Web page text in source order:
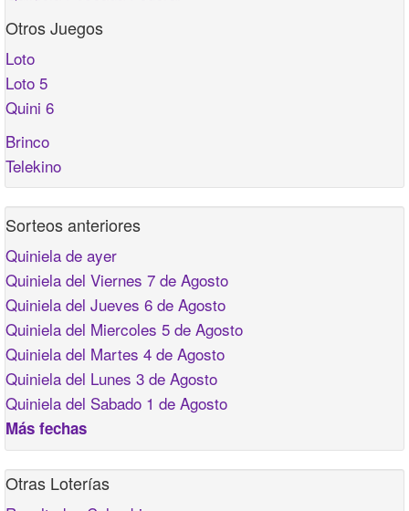
Otros Juegos
Loto
Loto 5
Quini 6
Brinco
Telekino
Sorteos anteriores
Quiniela de ayer
Quiniela del Viernes 7 de Agosto
Quiniela del Jueves 6 de Agosto
Quiniela del Miercoles 5 de Agosto
Quiniela del Martes 4 de Agosto
Quiniela del Lunes 3 de Agosto
Quiniela del Sabado 1 de Agosto
Más fechas
Otras Loterías